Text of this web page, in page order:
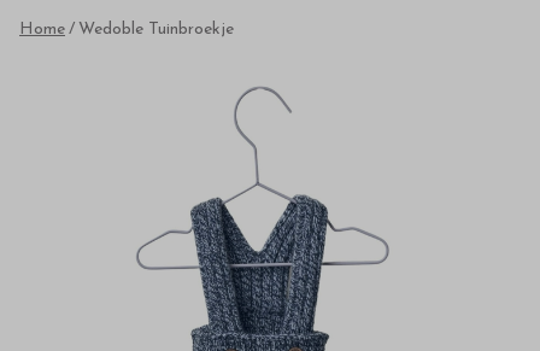
Bestel
kinderkleding
kwaliteit
Home Wedoble Tuinbroekje